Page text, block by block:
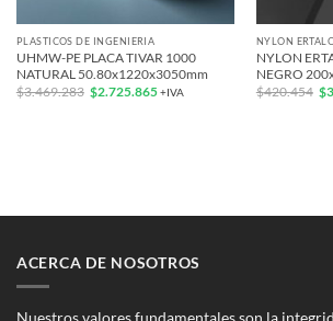
PLASTICOS DE INGENIERIA
UHMW-PE PLACA TIVAR 1000
NATURAL 50.80x1220x3050mm
$3.469.283 El
precio
$2.725.865El+IVA
NYLON
NYLON
NEGRO
$420.454 El
$
ACERCA DE NOSOTROS
Nuestros valores fundamentales son la